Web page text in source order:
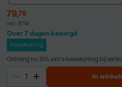
79,75
incl. BTW
Over 7 dagen bezorgd
Kassakorting
Ontvang nu 15% extra kassakorting bij
In